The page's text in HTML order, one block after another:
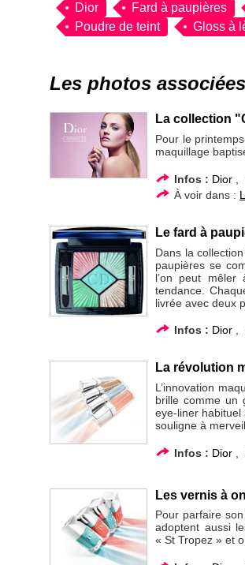
Dior Fard à paupières
Poudre de teint
Gloss à
Les photos associées
La collection
Pour le
maquillage
Infos : Dior
À voir dans :
Le fard à
Dans la
paupières se
l’on peut
tendance.
livrée avec deux
Infos : Dior
La révolution
L’innovation
brille comme un
eye-liner habituel
souligne à
Infos : Dior
Les vernis à
Pour parfaire
adoptent aussi
« St Tropez » et